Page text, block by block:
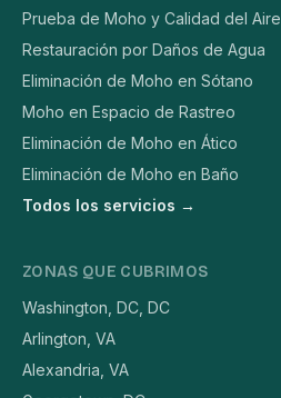
Prueba de Moho y Calidad del Aire
Restauración por Daños de Agua
Eliminación de Moho en Sótano
Moho en Espacio de Rastreo
Eliminación de Moho en Ático
Eliminación de Moho en Baño
Todos los servicios →
ZONAS QUE CUBRIMOS
Washington, DC, DC
Arlington, VA
Alexandria, VA